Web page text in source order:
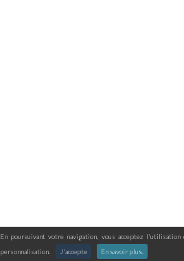
En poursuivant votre navigation, vous acceptez
personnalisation.
J'accepte En savoir plus.